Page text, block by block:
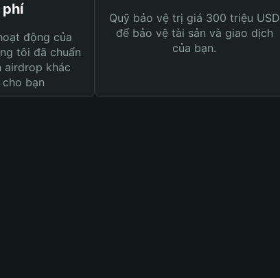
phí
động của
tôi đã chuẩn
airdrop khác
cho bạn
Quỹ bảo vệ trị giá 300 triệu USD
để bảo vệ tài sản và giao dịch
của bạn.